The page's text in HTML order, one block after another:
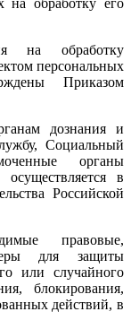
на обработку
персональных
Приказом
дознания и
Социальный
органы
в
Российской
правовые,
для защиты
или случайного
блокирования,
действий, в